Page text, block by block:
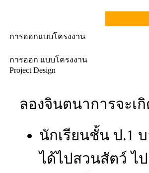
การออกแบบโครงงาน
การออก แบบโครงงาน
Project Design
ลองจินตนาการจะเ
นักเรียนชั้น ป.1
ได้ไปสวนสัตว์ ไ